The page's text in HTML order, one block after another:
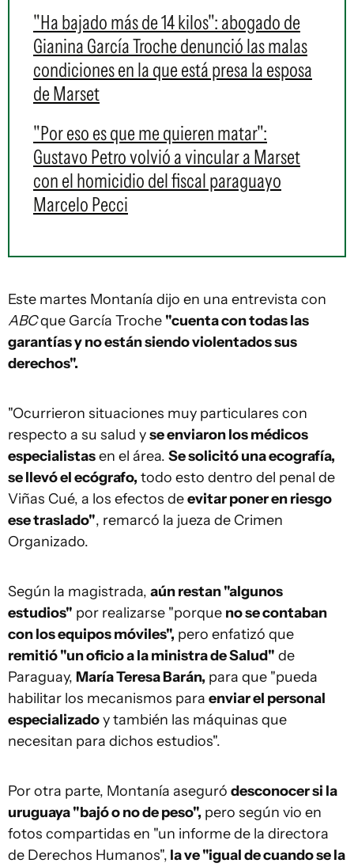
"Ha bajado más de 14 kilos": abogado de
Gianina García Troche denunció las malas
condiciones en la que está presa la esposa
de Marset
"Por eso es que me quieren matar":
Gustavo Petro volvió a vincular a Marset
con el homicidio del fiscal paraguayo
Marcelo Pecci
Este martes Montanía dijo en una entrevista con
ABCque García Troche "cuenta con todas las
garantías y no están siendo violentados sus
derechos".
"Ocurrieron situaciones muy particulares con
respecto a su salud yse enviaron los médicos
especialistasen el área. Se solicitó una ecografía,
se llevó el ecógrafo, todo esto dentro del penal de
Viñas Cué, a los efectos deevitar poner en riesgo
ese traslado", remarcó la jueza de Crimen
Organizado.
Según la magistrada, aún restan "algunos
estudios" por realizarse "porque no se contaban
con los equipos móviles", pero enfatizó que
remitió "un oficio a la ministra de Salud" de
Paraguay, María Teresa Barán, para que "pueda
habilitar los mecanismos para enviar el personal
especializadoy también las máquinas que
necesitan para dichos estudios".
Por otra parte, Montanía aseguró desconocer si la
uruguaya "bajó o no de peso", pero según vio en
fotos compartidas en "un informe de la directora
de Derechos Humanos", la ve "igual de cuando se la